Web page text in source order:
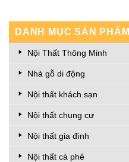
DANH MỤC SẢN PHẨM
Nội Thất Thông Minh
Nhà gỗ di động
Nội thất khách sạn
Nội thất chung cư
Nội thất gia đình
Nội thất cà phê